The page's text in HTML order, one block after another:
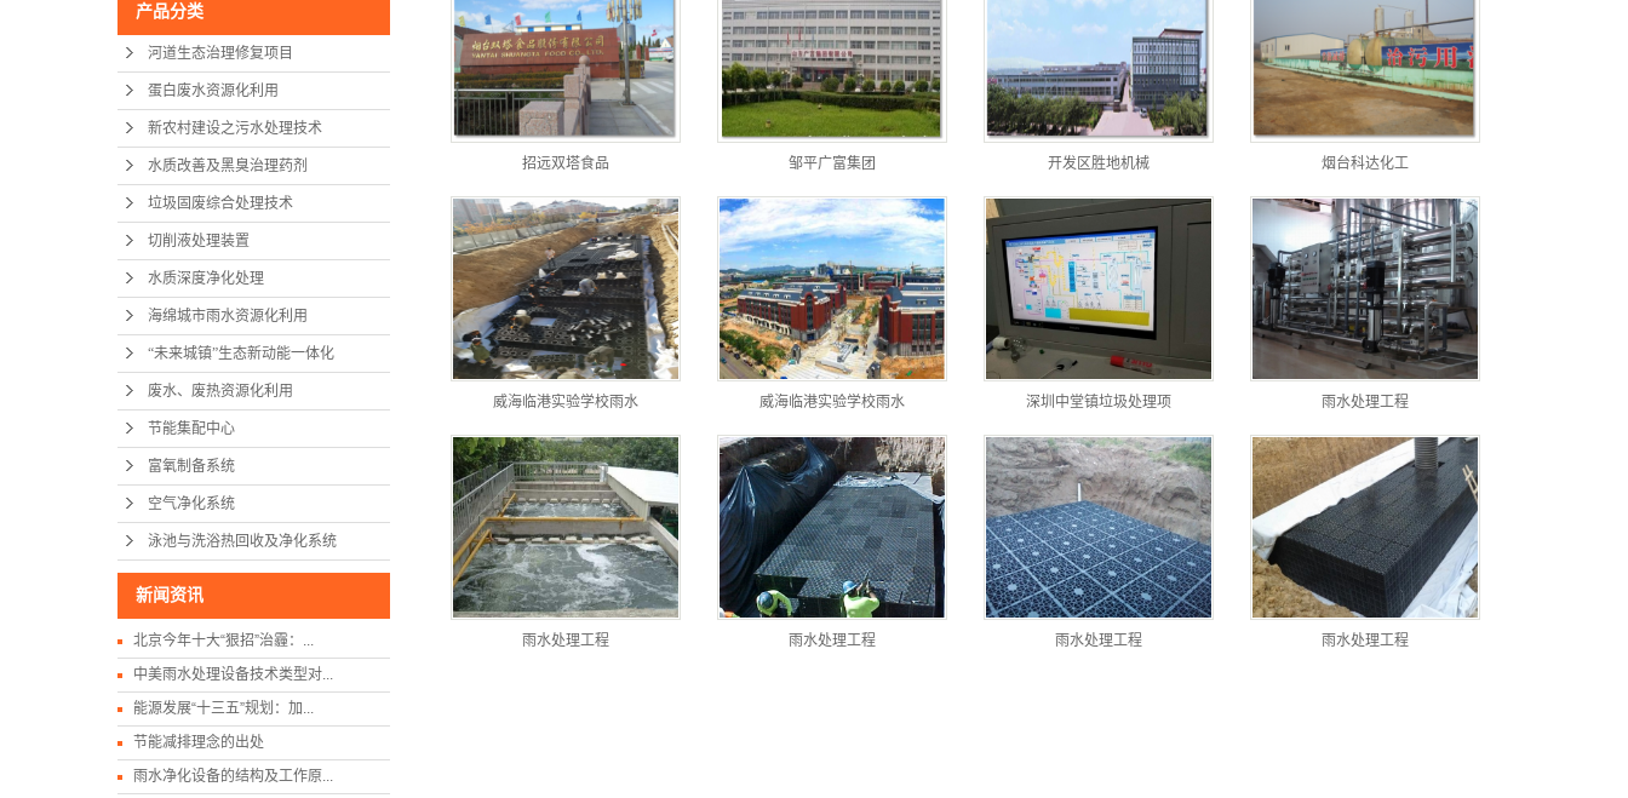
产品分类
河道生态治理修复项目
蛋白废水资源化利用
新农村建设之污水处理技术
水质改善及黑臭治理药剂
垃圾固废综合处理技术
切削液处理装置
水质深度净化处理
海绵城市雨水资源化利用
“未来城镇”生态新动能一体化
废水、废热资源化利用
节能集配中心
富氧制备系统
空气净化系统
泳池与洗浴热回收及净化系统
新闻资讯
北京今年十大“狠招”治霾：...
中美雨水处理设备技术类型对...
能源发展“十三五”规划：加...
节能减排理念的出处
雨水净化设备的结构及工作原...
招远双塔食品 邹平广富集团 开发区胜地机械 烟台科达化工
威海临港实验学校雨水 威海临港实验学校雨水 深圳中堂镇垃圾处理项 雨水处理工程
雨水处理工程 雨水处理工程 雨水处理工程 雨水处理工程